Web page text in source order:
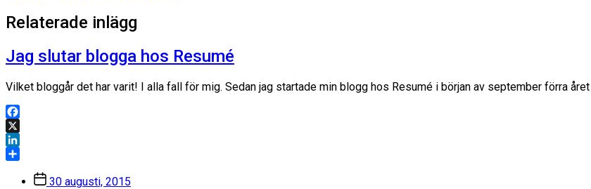
Relaterade inlägg
Jag slutar blogga hos Resumé
Vilket bloggår det har varit! I alla fall för mig. Sedan jag startade min blogg hos Resumé i början av september förra
Facebook
X
LinkedIn
Inläggsdatum
30 augusti, 2015